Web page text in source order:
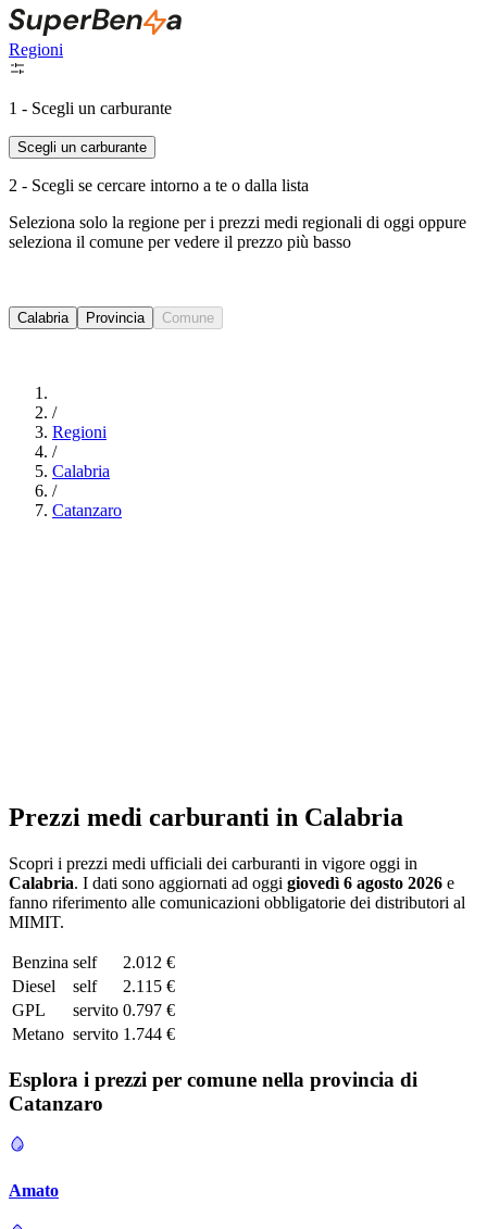
Regioni
1 - Scegli un carburante
Scegli un carburante
2 - Scegli se cercare intorno a te o dalla lista
Seleziona solo la regione per i prezzi medi regionali di oggi oppure
seleziona il comune per vedere il prezzo più basso
Calabria Provincia Comune
/
Regioni
/
Calabria
/
Catanzaro
Prezzi medi carburanti in Calabria
Scopri i prezzi medi ufficiali dei carburanti in vigore oggi in
Calabria. I dati sono aggiornati ad oggi giovedì 6 agosto 2026 e
fanno riferimento alle comunicazioni obbligatorie dei distributori al
MIMIT.
Benzina self
2.012 €
Diesel
self
2.115 €
GPL
servito 0.797 €
Metano servito 1.744 €
Esplora i prezzi per comune nella provincia di
Catanzaro
Amato